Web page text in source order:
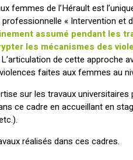
femmes de l’Hérault est
professionnelle « Intervention
assumé pendant les
les mécanismes des
de cette approche
faites aux femmes au
sur les travaux
ce cadre en accueillant en
réalisés dans ces cadres.